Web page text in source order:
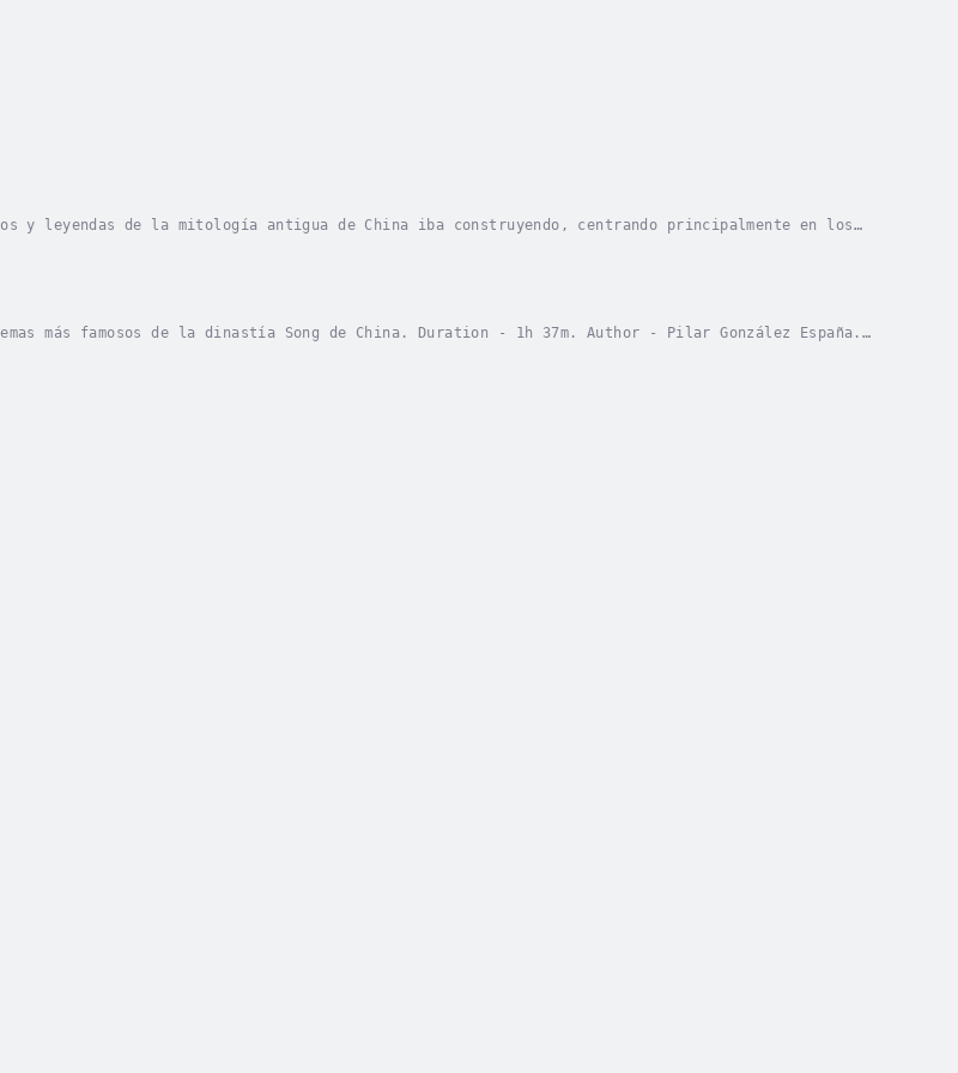
y leyendas de la mitología antigua de China iba construyendo, centrando principalmente en los
más famosos de la dinastía Song de China. Duration - 1h 37m. Author - Pilar González España.